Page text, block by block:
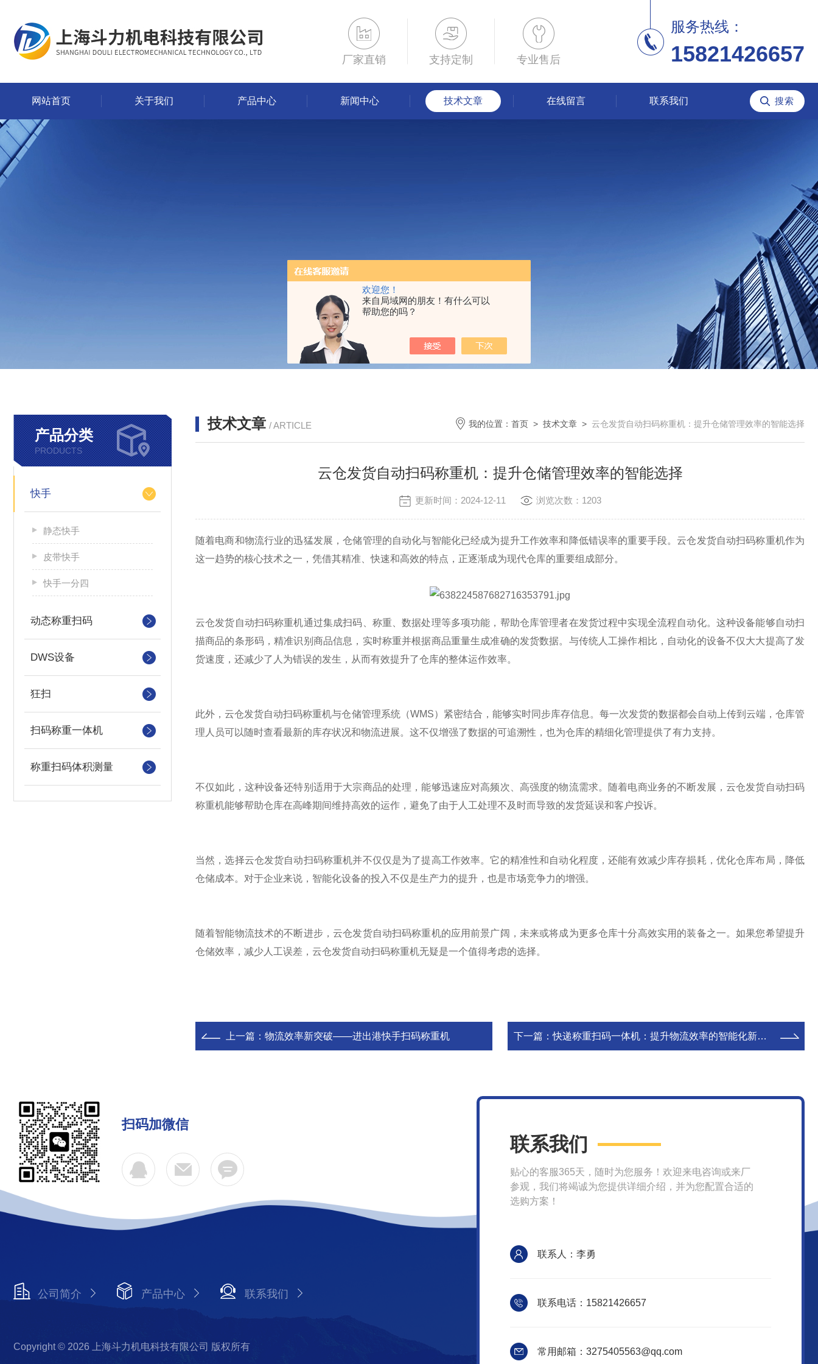
欢迎您！
来自局域网的朋友！有什么可以
帮助您的吗？
厂家直销 支持定制 专业售后
服务热线：
15821426657
网站首页 关于我们 产品中心 新闻中心 技术文章 在线留言 联系我们
产品分类
PRODUCTS
快手
静态快手
皮带快手
快手一分四
动态称重扫码
DWS设备
狂扫
扫码称重一体机
称重扫码体积测量
技术文章 / ARTICLE 我的位置： 首页 > 技术文章 > 云仓发货自动扫码称重机：提升仓储管理效率的智能选择
云仓发货自动扫码称重机：提升仓储管理效率的智能选择
更新时间：2024-12-11 浏览次数：1203
随着电商和物流行业的迅猛发展，仓储管理的自动化与智能化已经成为提升工作效率和降低错误率的重要手段。云仓发货自动扫码称重机作为
这一趋势的核心技术之一，凭借其精准、快速和高效的特点，正逐渐成为现代仓库的重要组成部分。
云仓发货自动扫码称重机通过集成扫码、称重、数据处理等多项功能，帮助仓库管理者在发货过程中实现全流程自动化。这种设备能够自动扫
描商品的条形码，精准识别商品信息，实时称重并根据商品重量生成准确的发货数据。与传统人工操作相比，自动化的设备不仅大大提高了发
货速度，还减少了人为错误的发生，从而有效提升了仓库的整体运作效率。
此外，云仓发货自动扫码称重机与仓储管理系统（WMS）紧密结合，能够实时同步库存信息。每一次发货的数据都会自动上传到云端，仓库管
理人员可以随时查看最新的库存状况和物流进展。这不仅增强了数据的可追溯性，也为仓库的精细化管理提供了有力支持。
不仅如此，这种设备还特别适用于大宗商品的处理，能够迅速应对高频次、高强度的物流需求。随着电商业务的不断发展，云仓发货自动扫码
称重机能够帮助仓库在高峰期间维持高效的运作，避免了由于人工处理不及时而导致的发货延误和客户投诉。
当然，选择云仓发货自动扫码称重机并不仅仅是为了提高工作效率。它的精准性和自动化程度，还能有效减少库存损耗，优化仓库布局，降低
仓储成本。对于企业来说，智能化设备的投入不仅是生产力的提升，也是市场竞争力的增强。
随着智能物流技术的不断进步，云仓发货自动扫码称重机的应用前景广阔，未来或将成为更多仓库十分高效实用 的装备之一。如果您希望提升
仓储效率，减少人工误差，云仓发货自动扫码称重机无疑是一个值得考虑的选择。
上一篇： 物流效率新突破——进出港快手扫码称重机 下一篇：快递称重扫码一体机：提升物流效率的智能化新选择
扫码加微信
公司简介 产品中心 联系我们
Copyright © 2026 上海斗力机电科技有限公司 版权所有
联系我们
贴心的客服365天，随时为您服务！欢迎来电咨询或来厂
参观，我们将竭诚为您提供详细介绍，并为您配置合适的
选购方案！
联系人：李勇
联系电话：15821426657
常用邮箱：3275405563@qq.com